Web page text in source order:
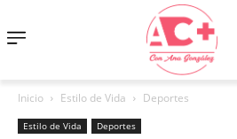
Inicio Estilo de Vida Deportes
Estilo de Vida Deportes